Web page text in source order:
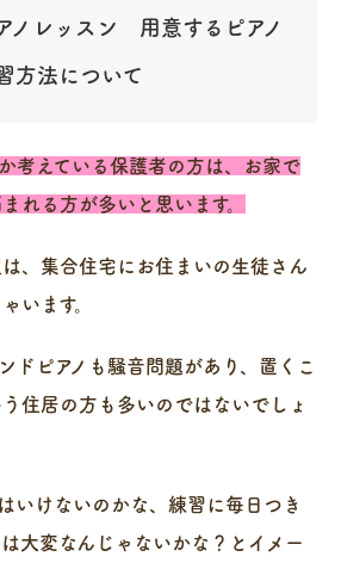
ノレッスン 用意するピアノ
方法について
考えている保護者の方は、お家で
れる方が多いと思います。
、集合住宅にお住まいの生徒さん
います。
ドピアノも騒音問題があり、置くこ
住居の方も多いのではないでしょ
いけないのかな、練習に毎日つき
大変なんじゃないかな？とイメー